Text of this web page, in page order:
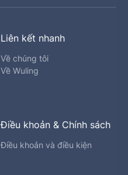
Liên kết nhanh
Về chúng tôi
Về Wuling
Điều khoản & Chính sách
Điều khoản và điều kiện